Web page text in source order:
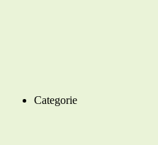
Categorie